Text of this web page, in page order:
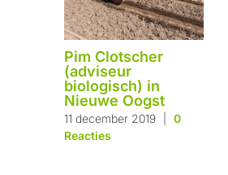
Pim Clotscher
(adviseur
biologisch) in
Nieuwe Oogst
11 december 2019
0
Reacties